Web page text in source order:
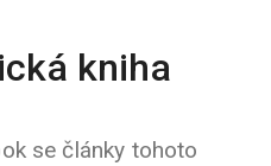
kniha
se články tohoto